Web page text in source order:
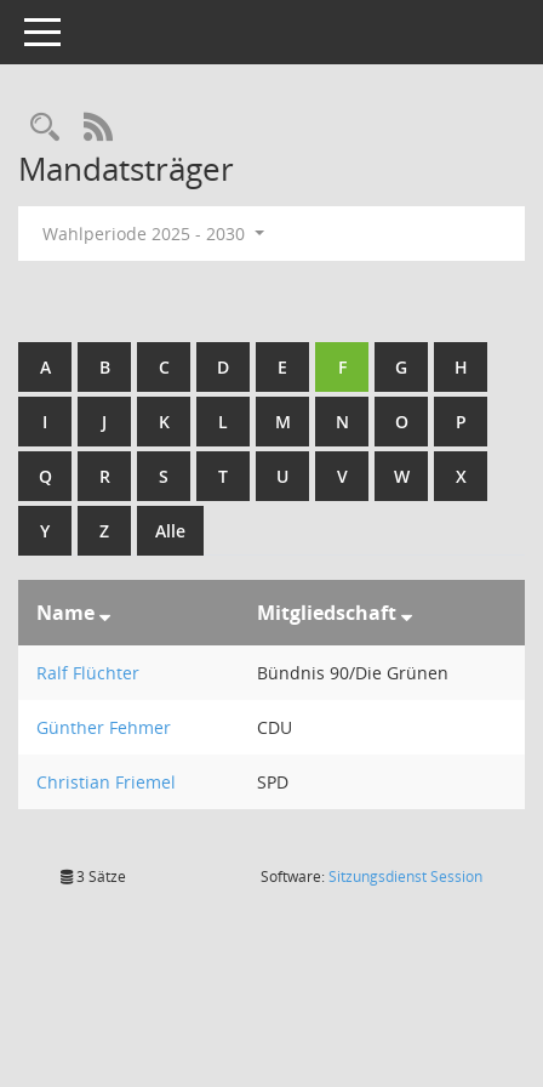
Toggle navigation
Rechercheauswahl
RSS-Feed
Mandatsträger
Wahlperiode 2025 - 2030
A B C D E F G H
I J K L M N O P
Q R S T U V W X
Y Z Alle
Name Mitgliedschaft
Ralf Flüchter Bündnis 90/Die Grünen
Günther Fehmer CDU
Christian Friemel SPD
3 Sätze Software:SitzungsdienstSession(Wird in